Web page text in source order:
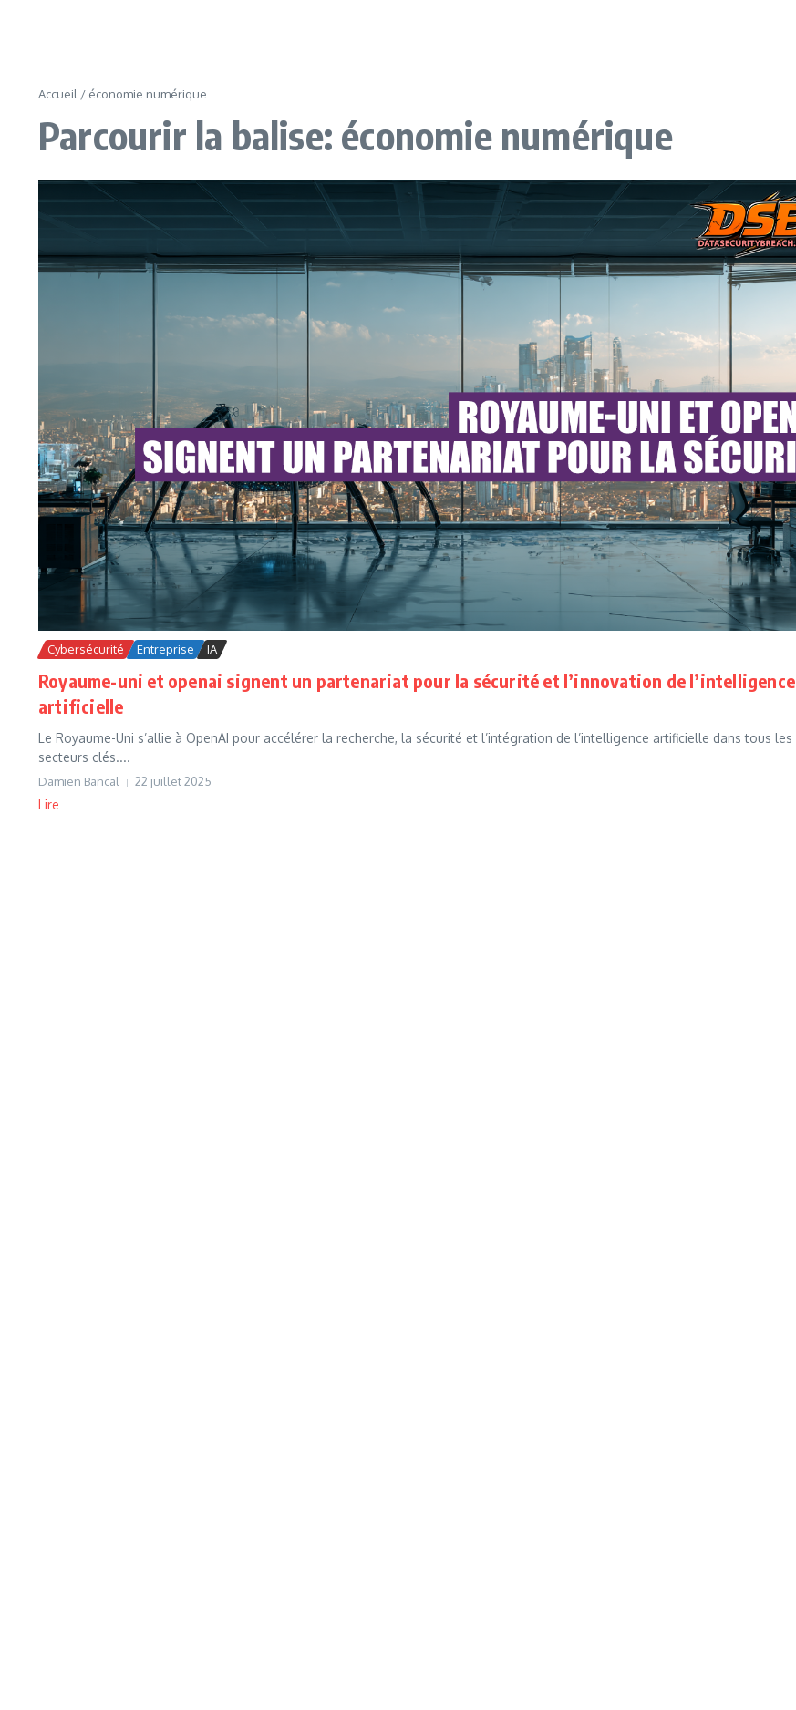
Accueil / économie numérique
Parcourir la balise: économie numérique
Cybersécurité Entreprise IA
Royaume-uni et openai signent un partenariat pour la sécurité et l’innovation de l’intelligence
artificielle
Le Royaume-Uni s’allie à OpenAI pour accélérer la recherche, la sécurité et l’intégration de l’intelligence artificielle dans tous les
secteurs clés....
Damien Bancal 22 juillet 2025
Lire